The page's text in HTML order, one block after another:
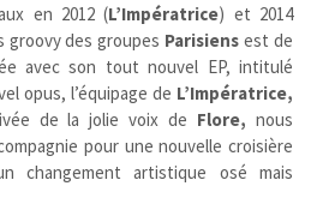
en 2012 (L’Impératrice) et 2014
groovy des groupes Parisiens est de
avec son tout nouvel EP, intitulé
opus, l’équipage de L’Impératrice,
de la jolie voix de Flore, nous
pour une nouvelle croisière
changement artistique osé mais